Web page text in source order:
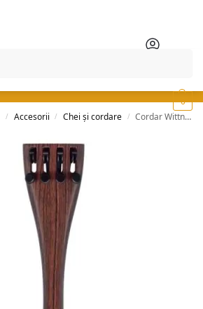
0
/ Accesorii / Chei și cordare / Cordar Wittner ultra pentru violoncel – palisandru